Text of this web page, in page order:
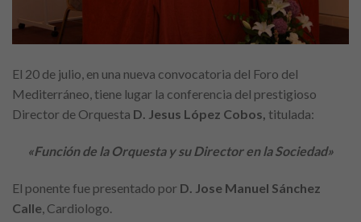
El 20 de julio, en una nueva convocatoria del Foro del
Mediterráneo, tiene lugar la conferencia del prestigioso
Director de Orquesta D. Jesus López Cobos, titulada:
«Función de la Orquesta y su Director en la Sociedad»
El ponente fue presentado por D. Jose Manuel Sánchez
Calle, Cardiologo.